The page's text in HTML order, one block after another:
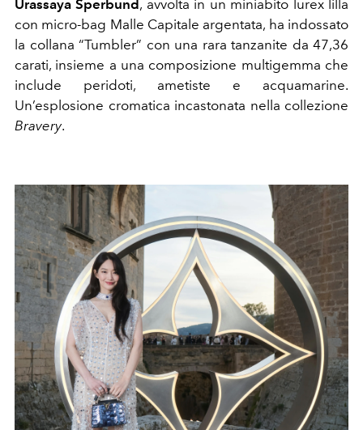
Urassaya Sperbund , avvolta in un miniabito lurex lilla
con micro-bag Malle Capitale argentata, ha indossato
la collana “Tumbler” con una rara tanzanite da 47,36
carati, insieme a una composizione multigemma che
include peridoti, ametiste e acquamarine.
Un’esplosione cromatica incastonata nella collezione
Bravery.